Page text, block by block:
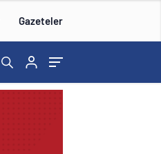
Gazeteler